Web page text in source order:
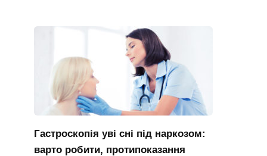
Гастроскопія уві сні під наркозом:
варто робити, протипоказання